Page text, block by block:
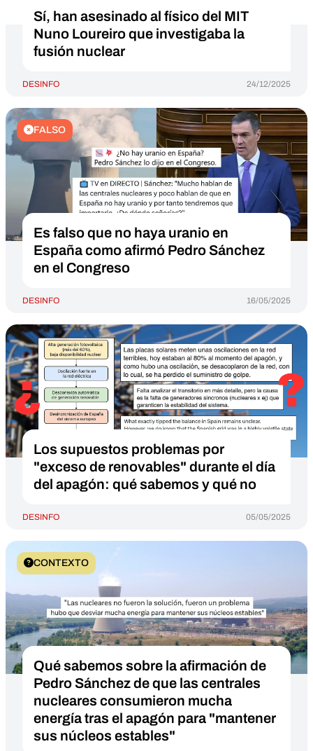
Sí, han asesinado al físico del MIT
Nuno Loureiro que investigaba la
fusión nuclear
DESINFO 24/12/2025
FALSO
Es falso que no haya uranio en
España como afirmó Pedro Sánchez
en el Congreso
DESINFO 16/05/2025
Los supuestos problemas por
"exceso de renovables" durante el día
del apagón: qué sabemos y qué no
DESINFO 05/05/2025
CONTEXTO
Qué sabemos sobre la afirmación de
Pedro Sánchez de que las centrales
nucleares consumieron mucha
energía tras el apagón para "mantener
sus núcleos estables"